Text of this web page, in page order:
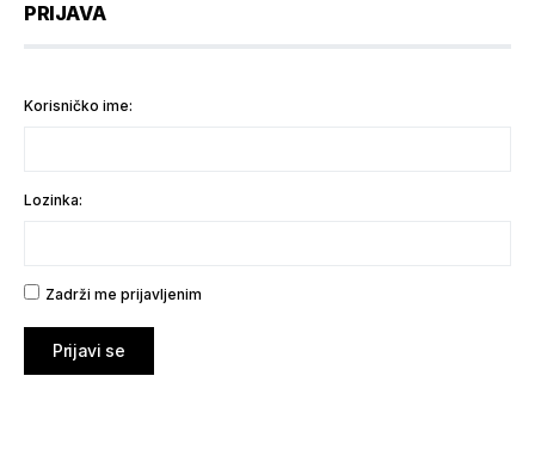
PRIJAVA
Korisničko ime:
Lozinka:
Zadrži me prijavljenim
Prijavi se